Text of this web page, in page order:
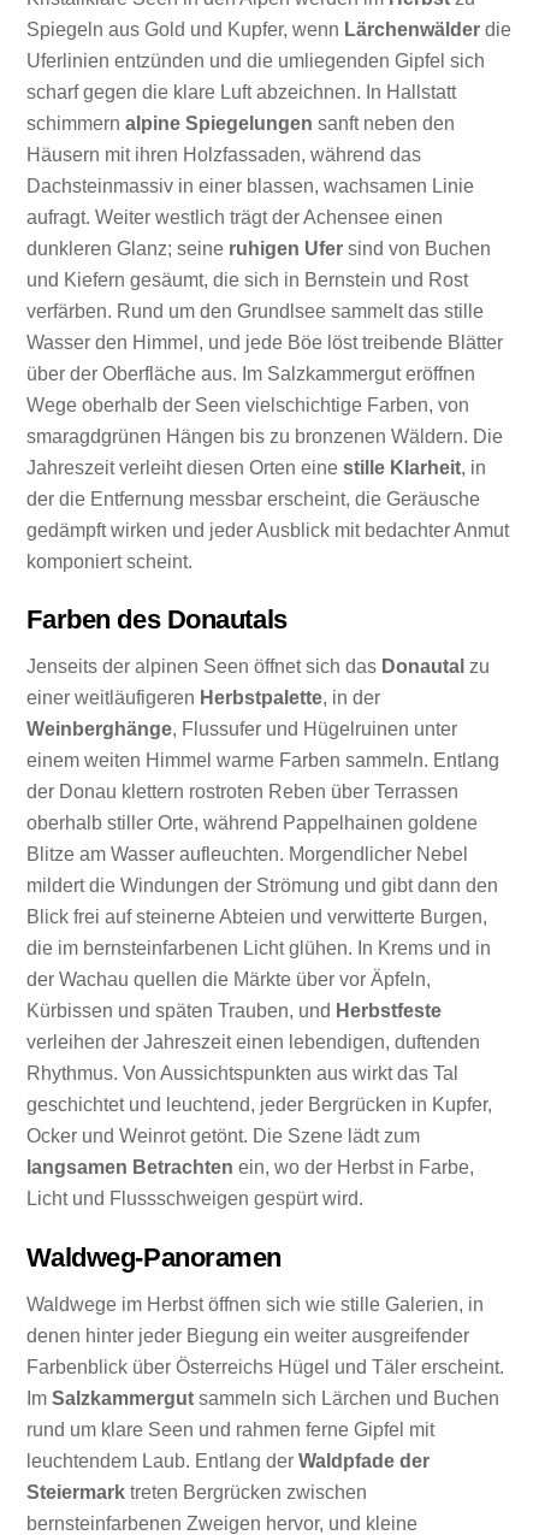
Spiegeln aus Gold und Kupfer, wenn Lärchenwälder die
Uferlinien entzünden und die umliegenden Gipfel sich
scharf gegen die klare Luft abzeichnen. In Hallstatt
schimmernalpine Spiegelungen sanft neben den
Häusern mit ihren Holzfassaden, während das
Dachsteinmassiv in einer blassen, wachsamen Linie
aufragt. Weiter westlich trägt der Achensee einen
dunkleren Glanz; seine ruhigen Ufer sind von Buchen
und Kiefern gesäumt, die sich in Bernstein und Rost
verfärben. Rund um den Grundlsee sammelt das stille
Wasser den Himmel, und jede Böe löst treibende Blätter
über der Oberfläche aus. Im Salzkammergut eröffnen
Wege oberhalb der Seen vielschichtige Farben, von
smaragdgrünen Hängen bis zu bronzenen Wäldern. Die
Jahreszeit verleiht diesen Orten einestille Klarheit, in
der die Entfernung messbar erscheint, die Geräusche
gedämpft wirken und jeder Ausblick mit bedachter Anmut
komponiert scheint.
Farben des Donautals
Jenseits der alpinen Seen öffnet sich das Donautal zu
einer weitläufigeren Herbstpalette, in der
Weinberghänge, Flussufer und Hügelruinen unter
einem weiten Himmel warme Farben sammeln. Entlang
der Donau klettern rostroten Reben über Terrassen
oberhalb stiller Orte, während Pappelhainen goldene
Blitze am Wasser aufleuchten. Morgendlicher Nebel
mildert die Windungen der Strömung und gibt dann den
Blick frei auf steinerne Abteien und verwitterte Burgen,
die im bernsteinfarbenen Licht glühen. In Krems und in
der Wachau quellen die Märkte über vor Äpfeln,
Kürbissen und späten Trauben, und Herbstfeste
verleihen der Jahreszeit einen lebendigen, duftenden
Rhythmus. Von Aussichtspunkten aus wirkt das Tal
geschichtet und leuchtend, jeder Bergrücken in Kupfer,
Ocker und Weinrot getönt. Die Szene lädt zum
langsamen Betrachten ein, wo der Herbst in Farbe,
Licht und Flussschweigen gespürt wird.
Waldweg-Panoramen
Waldwege im Herbst öffnen sich wie stille Galerien, in
denen hinter jeder Biegung ein weiter ausgreifender
Farbenblick über Österreichs Hügel und Täler erscheint.
ImSalzkammergut sammeln sich Lärchen und Buchen
rund um klare Seen und rahmen ferne Gipfel mit
leuchtendem Laub. Entlang derWaldpfade der
Steiermark treten Bergrücken zwischen
bernsteinfarbenen Zweigen hervor, und kleine